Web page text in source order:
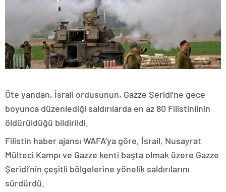
Öte yandan, İsrail ordusunun, Gazze Şeridi’ne gece
boyunca düzenlediği saldırılarda en az 80 Filistinlinin
öldürüldüğü bildirildi.
Filistin haber ajansı WAFA’ya göre, İsrail, Nusayrat
Mülteci Kampı ve Gazze kenti başta olmak üzere Gazze
Şeridi’nin çeşitli bölgelerine yönelik saldırılarını
sürdürdü.